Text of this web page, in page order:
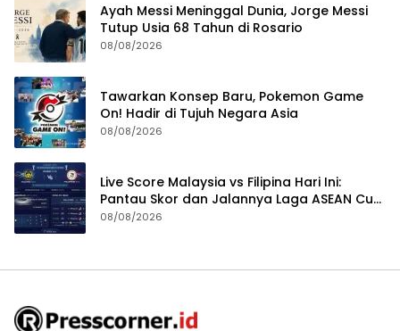
Ayah Messi Meninggal Dunia, Jorge Messi
Tutup Usia 68 Tahun di Rosario
08/08/2026
Tawarkan Konsep Baru, Pokemon Game
On! Hadir di Tujuh Negara Asia
08/08/2026
Live Score Malaysia vs Filipina Hari Ini:
Pantau Skor dan Jalannya Laga ASEAN Cup
2026
08/08/2026